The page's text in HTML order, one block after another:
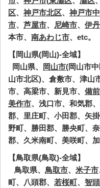
区、 神戸市北区、 神戸市
市、 芦屋市、 尼崎市、 伊
本市、 南あわじ市、etc。
【岡山県(岡山)-全域】
岡山県、
岡山市(岡山市
山市北区)、倉敷市、津山
市、高梁市、新見市、 備
美作市、浅口市、和気郡
郡、里庄町、小田郡、矢
野町、勝田郡、勝央町、
郡、久米南町、美咲町、
【鳥取県(鳥取)-全域】
鳥取県、 鳥取市、 米子市
町、八頭郡、 若桜町、 智